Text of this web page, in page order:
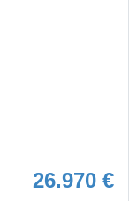
26.970 €